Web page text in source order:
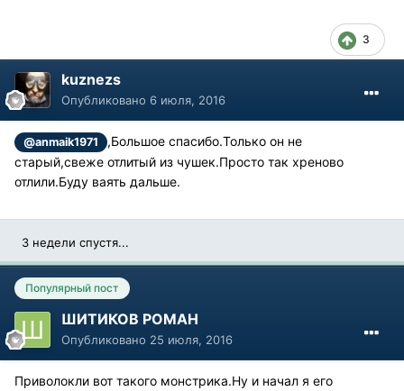
3
kuznezs
Опубликовано 6 июля, 2016
@anmaik1971
,Большое спасибо.Только он не
старый,свеже отлитый из чушек.Просто так хреново
отлили.Буду ваять дальше.
3 недели спустя...
Популярный пост
ШИТИКОВ РОМАН
Опубликовано 25 июля, 2016
Приволокли вот такого монстрика.Ну и начал я его